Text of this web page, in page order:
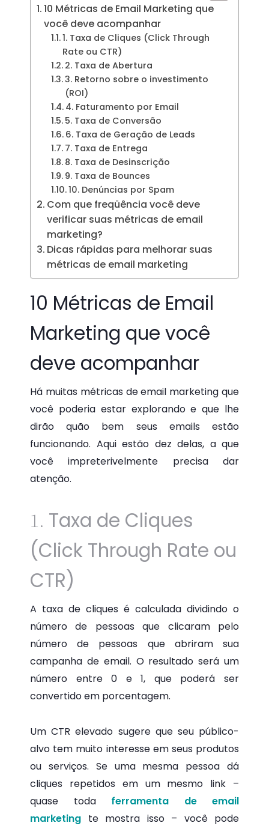
10 Métricas de Email Marketing que
você deve acompanhar
1. Taxa de Cliques (Click Through
Rate ou CTR)
2. Taxa de Abertura
3. Retorno sobre o investimento
(ROI)
4. Faturamento por Email
5. Taxa de Conversão
6. Taxa de Geração de Leads
7. Taxa de Entrega
8. Taxa de Desinscrição
9. Taxa de Bounces
10. Denúncias por Spam
Com que freqüência você deve
verificar suas métricas de email
marketing?
Dicas rápidas para melhorar suas
métricas de email marketing
10 Métricas de Email
Marketing que você
deve acompanhar
Há muitas métricas de email marketing que
você poderia estar explorando e que lhe
dirão quão bem seus emails estão
funcionando. Aqui estão dez delas, a que
você impreterivelmente precisa dar
atenção.
1. Taxa de Cliques
(Click Through Rate ou
CTR)
A taxa de cliques é calculada dividindo o
número de pessoas que clicaram pelo
número de pessoas que abriram sua
campanha de email. O resultado será um
número entre 0 e 1, que poderá ser
convertido em porcentagem.
Um CTR elevado sugere que seu público-
alvo tem muito interesse em seus produtos
ou serviços. Se uma mesma pessoa dá
cliques repetidos em um mesmo link –
quase toda ferramenta de email
marketing te mostra isso – você pode